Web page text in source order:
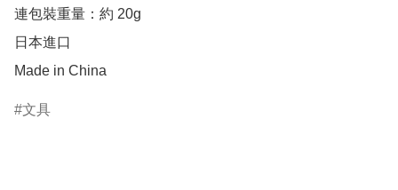
連包裝重量：約 20g
日本進口
Made in China
文具